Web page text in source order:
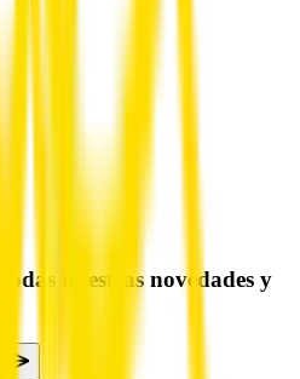
nuestras novedades y